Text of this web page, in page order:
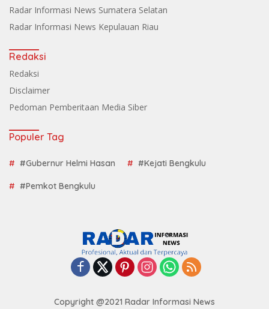
Radar Informasi News Sumatera Selatan
Radar Informasi News Kepulauan Riau
Redaksi
Redaksi
Disclaimer
Pedoman Pemberitaan Media Siber
Populer Tag
#Gubernur Helmi Hasan #Kejati Bengkulu
#Pemkot Bengkulu
Copyright @2021 Radar Informasi News